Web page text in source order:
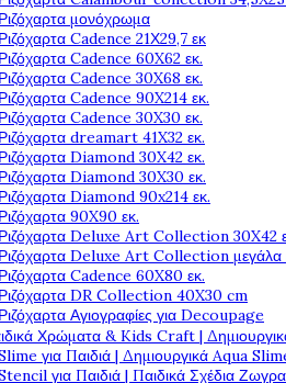
Ριζόχαρτα μονόχρωμα
Ριζόχαρτα Cadence 21Χ29,7 εκ
Ριζόχαρτα Cadence 60X62 εκ.
Ριζόχαρτα Cadence 30X68 εκ.
Ριζόχαρτα Cadence 90X214 εκ.
Ριζόχαρτα Cadence 30X30 εκ.
Ριζόχαρτα dreamart 41X32 εκ.
Ριζόχαρτα Diamond 30X42 εκ.
Ριζόχαρτα Diamond 30X30 εκ.
Ριζόχαρτα Diamond 90x214 εκ.
Ριζόχαρτα 90X90 εκ.
Ριζόχαρτα Deluxe Art Collection 30X42
Ριζόχαρτα Deluxe Art Collection μεγάλα
Ριζόχαρτα Cadence 60X80 εκ.
Ριζόχαρτα DR Collection 40X30 cm
Ριζόχαρτα Αγιογραφίες για Decoupage
Χρώματα & Kids Craft |
για Παιδιά | Δημιουργικά Aqua
για Παιδιά | Παιδικά Σχέδια